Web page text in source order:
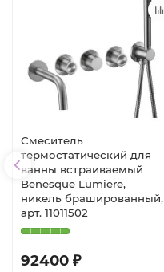
Смеситель
термостатический для
ванны встраиваемый
Benesque Lumiere,
никель брашированный,
арт. 11011502
92400 ₽